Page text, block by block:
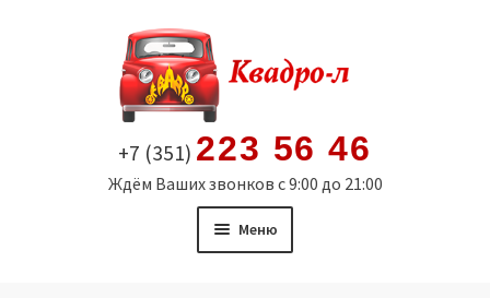
содержимому
+7 (351) 223 56 46
Ждём Ваших звонков с 9:00 до 21:00
Меню